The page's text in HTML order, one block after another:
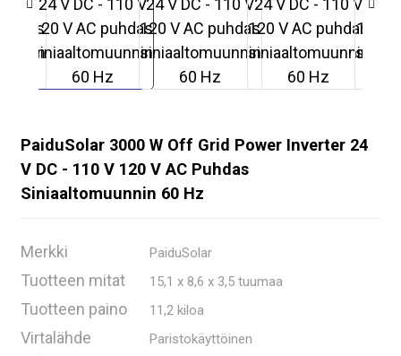
PaiduSolar 3000 W Off Grid Power Inverter 24
V DC - 110 V 120 V AC Puhdas
Siniaaltomuunnin 60 Hz
Merkki PaiduSolar
Tuotteen mitat 15,1 x 8,6 x 3,5 tuumaa
Tuotteen paino 11,2 kiloa
Virtalähde Paristokäyttöinen